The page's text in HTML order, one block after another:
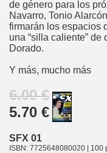
de género para los
Navarro, Tonio
firmarán los espacios
una “silla caliente”
Dorado.
Y más, mucho más
6.00 €
5.70 €
SFX 01
ISBN: 7725648080020 | 100